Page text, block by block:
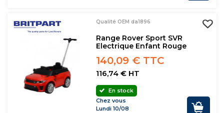
Qualité OEM da1896
Range Rover Sport SVR
Electrique Enfant Rouge
140,09 € TTC
116,74 € HT
En stock
Chez vous
Lundi 10/08